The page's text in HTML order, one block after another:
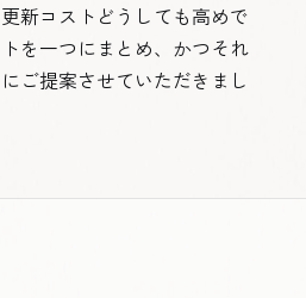
新コストどうしても高めで
を一つにまとめ、かつそれ
ご提案させていただきまし